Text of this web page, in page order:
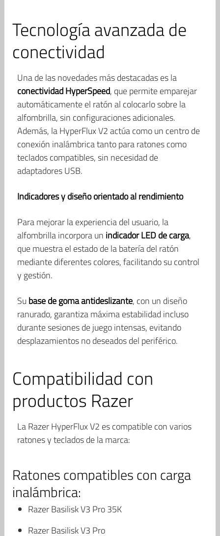
Tecnología avanzada de
conectividad
Una de las novedades más destacadas es la
conectividad HyperSpeed, que permite emparejar
automáticamente el ratón al colocarlo sobre la
alfombrilla, sin configuraciones adicionales.
Además, la HyperFlux V2 actúa como un centro de
conexión inalámbrica tanto para ratones como
teclados compatibles, sin necesidad de
adaptadores USB.
Indicadores y diseño orientado al rendimiento
Para mejorar la experiencia del usuario, la
alfombrilla incorpora un indicador LED de carga,
que muestra el estado de la batería del ratón
mediante diferentes colores, facilitando su control
y gestión.
Su base de goma antideslizante, con un diseño
ranurado, garantiza máxima estabilidad incluso
durante sesiones de juego intensas, evitando
desplazamientos no deseados del periférico.
Compatibilidad con
productos Razer
La Razer HyperFlux V2 es compatible con varios
ratones y teclados de la marca:
Ratones compatibles con carga
inalámbrica:
Razer Basilisk V3 Pro 35K
Razer Basilisk V3 Pro